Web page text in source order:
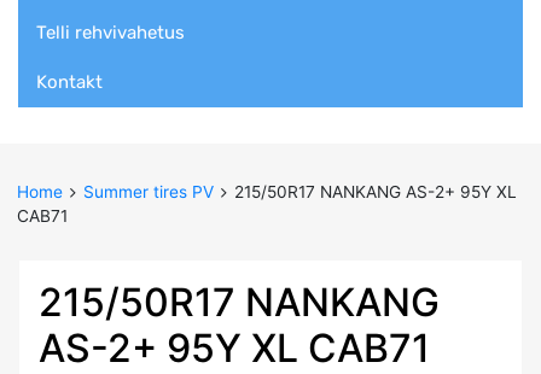
Telli rehvivahetus
Kontakt
Home Summer tires PV
215/50R17 NANKANG AS-2+ 95Y XL
CAB71
215/50R17 NANKANG
AS-2+ 95Y XL CAB71